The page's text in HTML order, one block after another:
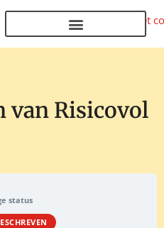
van Risicovol
status